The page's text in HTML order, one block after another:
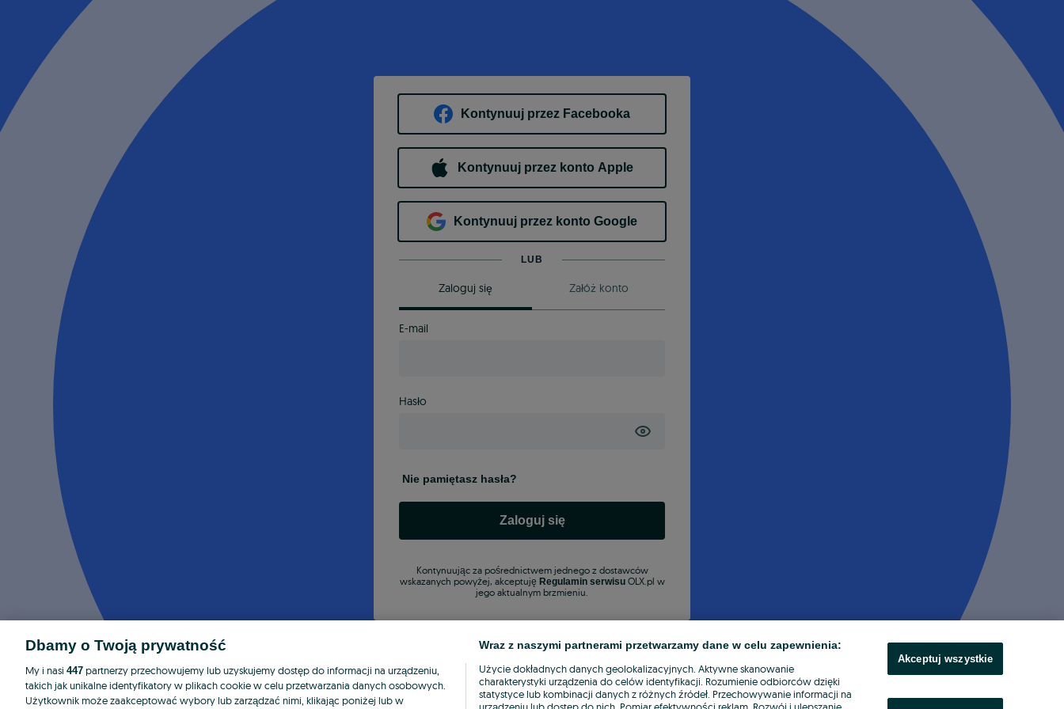
Kontynuuj przez Facebooka
Kontynuuj przez konto Apple
Kontynuuj przez konto Google
LUB
Zaloguj się Załóż konto
E-mail
Hasło
Nie pamiętasz hasła?
Zaloguj się
Kontynuując za pośrednictwem jednego z dostawców
wskazanych powyżej, akceptuję Regulamin serwisuOLX.pl w
jego aktualnym brzmieniu.
Dbamy o Twoją prywatność
My i nasi 447 partnerzy przechowujemy lub uzyskujemy dostęp do informacji na urządzeniu,
takich jak unikalne identyfikatory w plikach cookie w celu przetwarzania danych osobowych.
Użytkownik może zaakceptować wybory lub zarządzać nimi, klikając poniżej lub w
Wraz z naszymi partnerami przetwarzamy dane w celu zapewnienia:
Użycie dokładnych danych geolokalizacyjnych. Aktywne skanowanie
charakterystyki urządzenia do celów identyfikacji. Rozumienie odbiorców dzięki
statystyce lub kombinacji danych z różnych źródeł. Przechowywanie informacji na
Akceptuj wszystkie